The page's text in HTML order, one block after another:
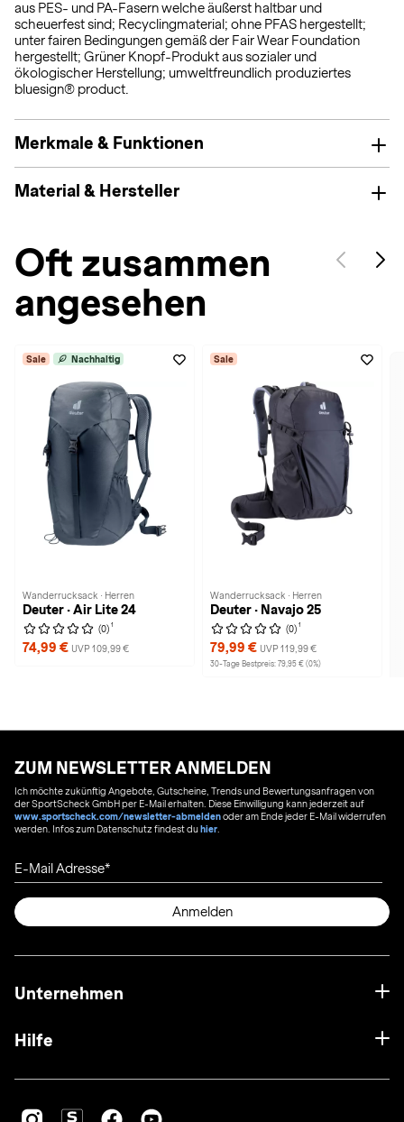
aus PES- und PA-Fasern welche äußerst haltbar und
scheuerfest sind; Recyclingmaterial; ohne PFAS hergestellt;
unter fairen Bedingungen gemäß der Fair Wear Foundation
hergestellt; Grüner Knopf-Produkt aus sozialer und
ökologischer Herstellung; umweltfreundlich produziertes
bluesign® product.
Merkmale & Funktionen
Material & Hersteller
Oft zusammen
angesehen
Sale Nachhaltig
Wanderrucksack · Herren
Deuter · Air Lite 24
(0) 1
74,99 € UVP 109,99 €
Sale
Wanderrucksack · Herren
Deuter · Navajo 25
(0) 1
79,99 € UVP 119,99 €
30-Tage Bestpreis: 79,95 € (0%)
ZUM NEWSLETTER ANMELDEN
Ich möchte zukünftig Angebote, Gutscheine, Trends und Bewertungsanfragen von
der SportScheck GmbH per E-Mail erhalten. Diese Einwilligung kann jederzeit auf
www.sportscheck.com/newsletter-abmeldenoder am Ende jeder E-Mail widerrufen
werden. Infos zum Datenschutz findest duhier
E-Mail Adresse
Anmelden
Unternehmen
Hilfe